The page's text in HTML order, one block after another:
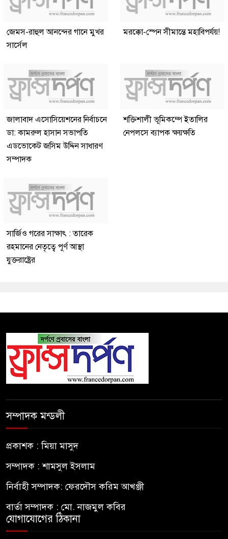
জেমস-রাহুল আনন্দের গানে মুখর
সার্সেল
মরক্কো-স্পেন সীমান্তে মহাবিপর্যয়!
জালাবাদ এসোসিয়েশনের নির্বাচনে
ডা: কামরুল হাসান সভাপতি
এডভোকেট জসিম উদ্দিন সাধারণ
সম্পাদক
শক্তিশালী ভূমিকম্পে ইতালির
নেপলসে ব্যাপক ক্ষয়ক্ষতি
সার্জিও গরের সাক্ষাৎ : তারেক
রহমানের নেতৃত্বে পূর্ণ আস্থা
যুক্তরাষ্ট্রের
সম্পাদক মন্ডলী
প্রকাশক : মিয়া মাসুদ
সম্পাদক : শামসুল ইসলাম
নির্বাহী সম্পাদক: ফেরদৌস করিম আখঞ্জী
বার্তা সম্পাদক : মো. নাজমুল কবির
যোগাযোগের ঠিকানা